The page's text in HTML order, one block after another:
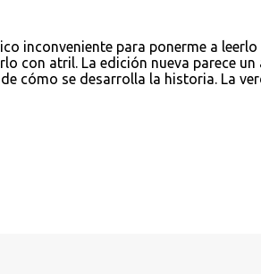
inconveniente para ponerme a leerlo
con atril. La edición nueva parece un
cómo se desarrolla la historia. La